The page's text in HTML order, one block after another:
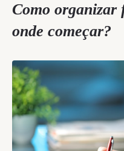
Como
onde começar?